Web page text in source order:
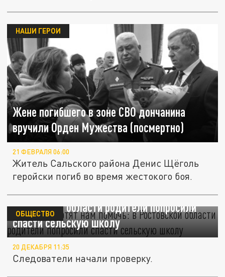
Жене погибшего в зоне СВО дончанина
вручили Орден Мужества (посмертно)
НАШИ ГЕРОИ
21 ФЕВРАЛЯ 06:00
Житель Сальского района Денис Щёголь
геройски погиб во время жестокого боя.
"Власть не хотят нам помочь": в
Ростовской области родители попросили
спасти сельскую школу
ОБЩЕСТВО
20 ДЕКАБРЯ 11:35
Следователи начали проверку.
В Ростовской области на реке Маныч из-за